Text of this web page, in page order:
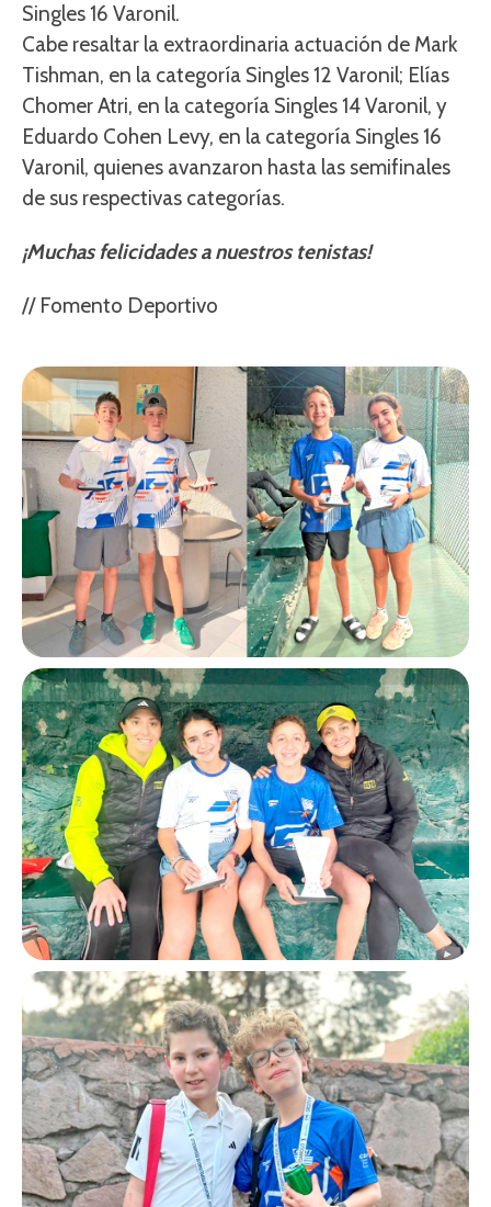
Singles 16 Varonil.
Cabe resaltar la extraordinaria actuación de Mark
Tishman, en la categoría Singles 12 Varonil; Elías
Chomer Atri, en la categoría Singles 14 Varonil, y
Eduardo Cohen Levy, en la categoría Singles 16
Varonil, quienes avanzaron hasta las semifinales
de sus respectivas categorías.
¡Muchas felicidades a nuestros tenistas!
// Fomento Deportivo